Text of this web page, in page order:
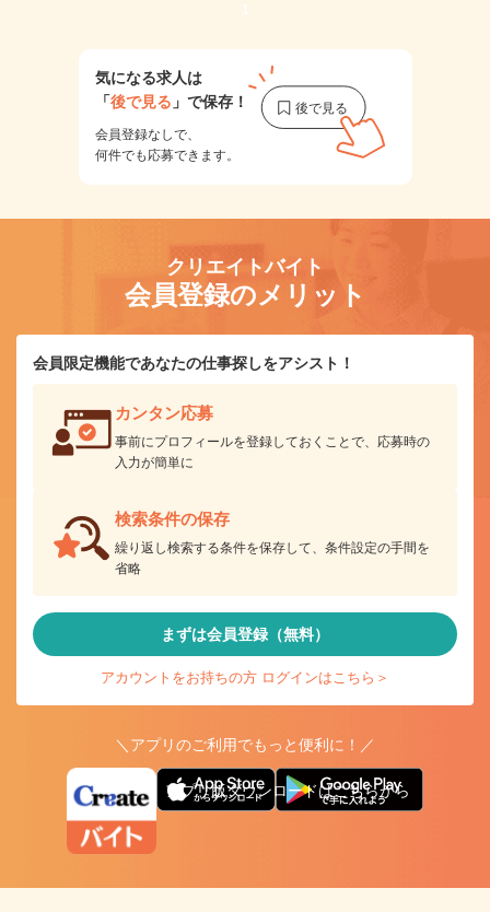
1
気になる求人は
「後で見る 」で保存！
会員登録なしで、
何件でも応募できます。
クリエイトバイト
会員登録のメリット
会員限定機能であなたの仕事探しをアシスト！
カンタン応募
事前にプロフィールを登録しておくことで、応募時の
入力が簡単に
検索条件の保存
繰り返し検索する条件を保存して、条件設定の手間を
省略
まずは会員登録（無料）
アカウントをお持ちの方 ログインはこちら＞
＼アプリのご利用でもっと便利に！／
アプリ版ダウンロードはこちらから